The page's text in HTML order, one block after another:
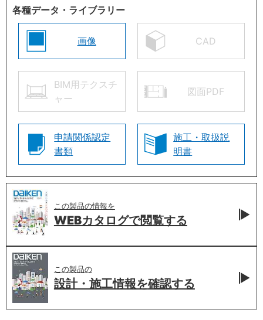
各種データ・ライブラリー
画像 CAD
BIM用テクスチ
ャー
図面PDF
申請関係認定
書類
施工・取扱説
明書
この製品の情報を
WEBカタログで閲覧する
この製品の
設計・施工情報を確認する